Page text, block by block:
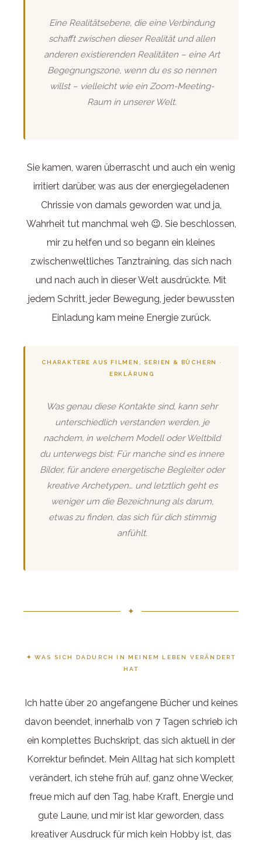
Eine Realitätsebene, die eine Verbindung
schafft zwischen dieser Realität und allen
anderen existierenden Realitäten – eine Art
Begegnungszone, wenn du es so nennen
willst – vielleicht wie ein Zoom-Meeting-
Raum in unserer Welt.
Sie kamen, waren überrascht und auch ein wenig
irritiert darüber, was aus der energiegeladenen
Chrissie von damals geworden war, und ja,
Wahrheit tut manchmal weh 😉. Sie beschlossen,
mir zu helfen und so begann ein kleines
zwischenweltliches Tanztraining, das sich nach
und nach auch in dieser Welt ausdrückte. Mit
jedem Schritt, jeder Bewegung, jeder bewussten
Einladung kam meine Energie zurück.
CHARAKTERE AUS FILMEN, SERIEN & BÜCHERN ·
ERKLÄRUNG
Was genau diese Kontakte sind, kann sehr
unterschiedlich verstanden werden, je
nachdem, in welchem Modell oder Weltbild
du unterwegs bist: Für manche sind es innere
Bilder, für andere energetische Begleiter oder
kreative Archetypen… und letztlich geht es
weniger um die Bezeichnung als darum,
etwas zu finden, das sich für dich stimmig
anfühlt.
✦
✦ WAS SICH DADURCH IN MEINEM LEBEN VERÄNDERT
HAT
Ich hatte über 20 angefangene Bücher und keines
davon beendet, innerhalb von 7 Tagen schrieb ich
ein komplettes Buchskript, das sich aktuell in der
Korrektur befindet. Mein Alltag hat sich komplett
verändert, ich stehe früh auf, ganz ohne Wecker,
freue mich auf den Tag, habe Kraft, Energie und
gute Laune, und mir ist klar geworden, dass
kreativer Ausdruck für mich kein Hobby ist, das